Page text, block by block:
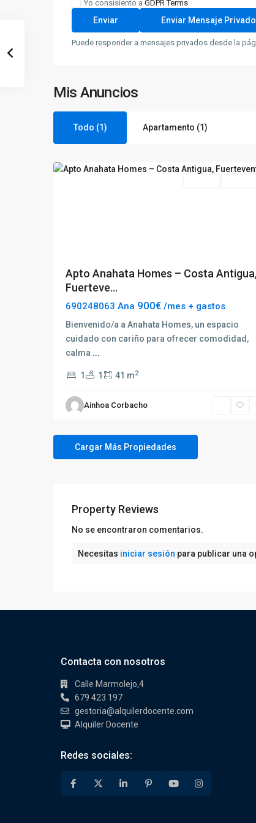
Yo consisiento a GDPR Terms
Puede responder a mensajes privados desde la
Mis Anuncios
Todo (1) Apartamento (1)
Apto Anahata Homes – Costa
Fuerteve...
690248063 Ana 900€ /mes + gastos
Bienvenido/a a Anahata Homes, un espacio
cuidado con cariño para ofrecer comodidad,
calma ...
1 1 41 m2
Ainhoa Corbacho
Property Reviews
No se encontraron comentarios.
Necesitas iniciar sesión para publicar una
Contacta con nosotros
Calle Marmolejo,4
679 423 197
gestoria@alquilerdocente.com
Alquiler Docente
Redes sociales: